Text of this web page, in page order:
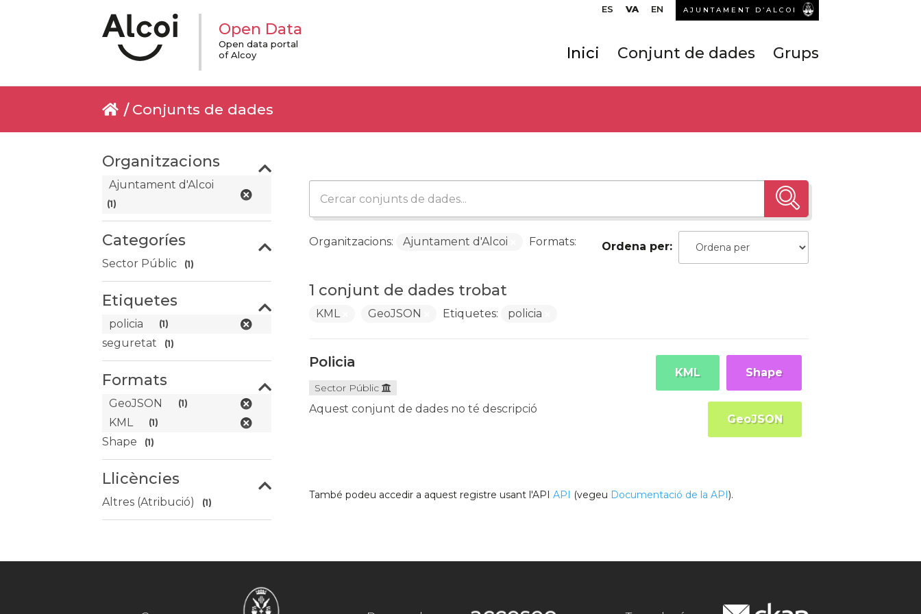
ES VA EN AJUNTAMENT D’ALCOI
Open Data
Open data portal
of Alcoy
Inici Conjunt de dades Grups
Conjunts de dades
Organitzacions
Ajuntament d'Alcoi
(1)
Categoríes
Sector Públic (1)
Etiquetes
policia (1)
seguretat (1)
Formats
GeoJSON (1)
KML (1)
Shape (1)
Llicències
Altres (Atribució) (1)
Ordena per
1 conjunt de dades trobat
Organitzacions: Ajuntament d'Alcoi Formats:
KML GeoJSON Etiquetes: policia
Policia
Sector Públic
Aquest conjunt de dades no té descripció
Shape
KML
GeoJSON
També podeu accedir a aquest registre usant l'API API (vegeu Documentació de la API).